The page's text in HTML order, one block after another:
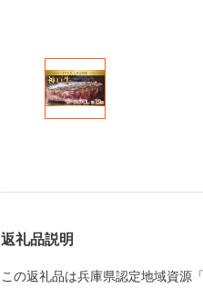
返礼品説明
この返礼品は兵庫県認定地域資源